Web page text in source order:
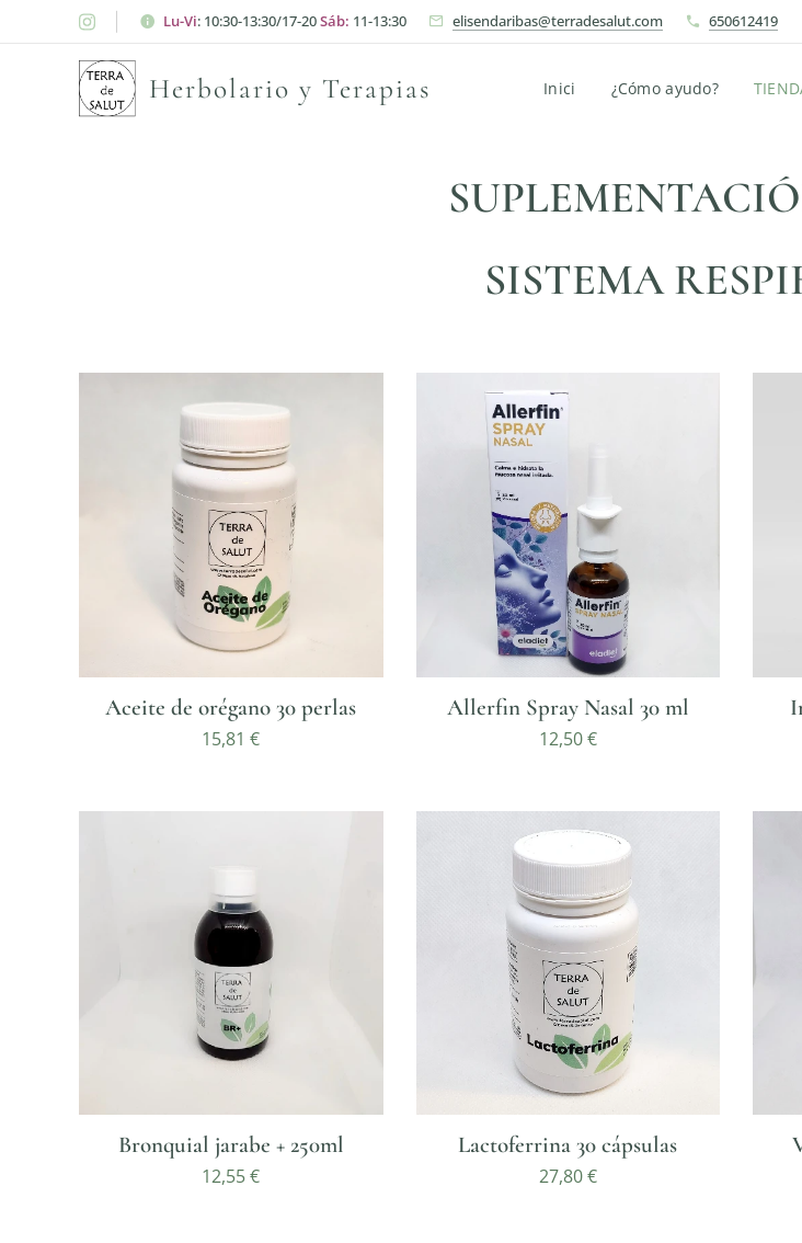
Lu-Vi: 10:30-13:30/17-20Sáb: 11-13:30 elisendaribas@terradesalut.com 650612419
Herbolario y Terapias Inici ¿Cómo ayudo?
SISTEMA
Aceite de orégano 30 perlas
15,81 €
Allerfin Spray Nasal 30 ml
12,50€
Bronquial jarabe + 250ml
12,55€
Lactoferrina 30 cápsulas
27,80€